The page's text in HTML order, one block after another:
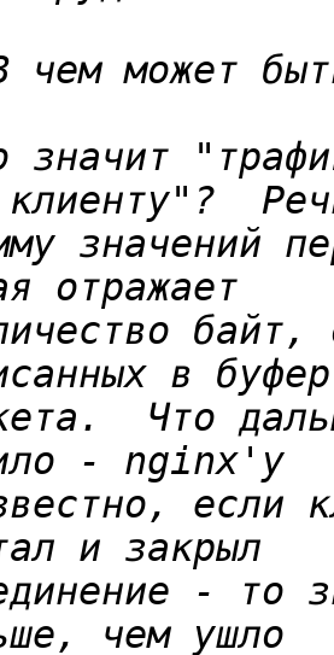
значит
значений
байт,
Что
если
- то